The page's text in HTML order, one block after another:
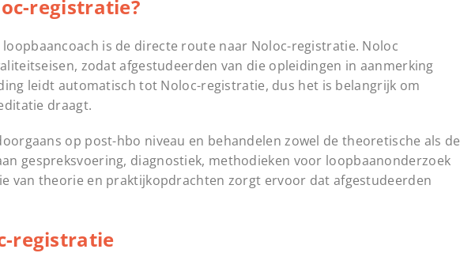
registratie?
is de directe route naar Noloc-registratie. Noloc
zodat afgestudeerden van die opleidingen in aanmerking
leidt automatisch tot Noloc-registratie, dus het is belangrijk om
draagt.
op post-hbo niveau en behandelen zowel de theoretische als de
gespreksvoering, diagnostiek, methodieken voor loopbaanonderzoek
van theorie en praktijkopdrachten zorgt ervoor dat afgestudeerden
registratie